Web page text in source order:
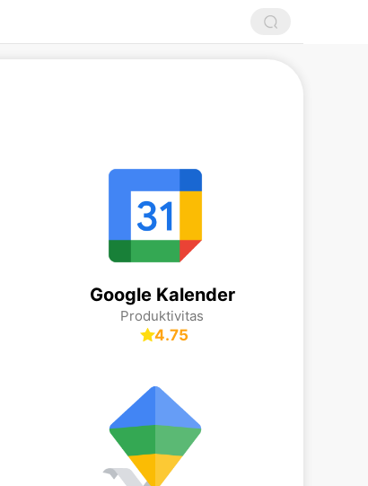
Google Kalender
Produktivitas
4.75